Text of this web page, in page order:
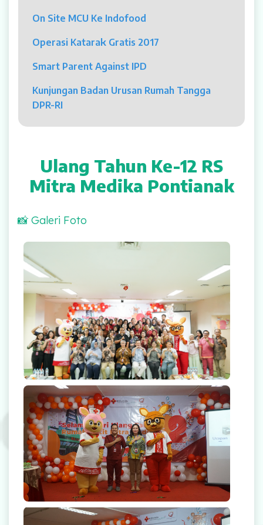
Pelayanan
Rawat Jalan
Rawat Inap
Kamar Operasi
Rehabilitasi Medik
UGD
Laboratorium
Radiologi
Farmasi
Ambulans
Artikel
Promo
Video Edukasi Kesehatan
Majalah
Berita & Informasi Kesehatan
Kegiatan
Menu Lain-lain
On Site MCU Ke Indofood
Operasi Katarak Gratis 2017
Smart Parent Against IPD
Kunjungan Badan Urusan Rumah Tangga
DPR-RI
Ulang Tahun Ke-12 RS
Mitra Medika Pontianak
📸 Galeri Foto
Launching Maskot Resmi RS Mitra Medika, Phill & Lily
Launching Salam Mitra Medika